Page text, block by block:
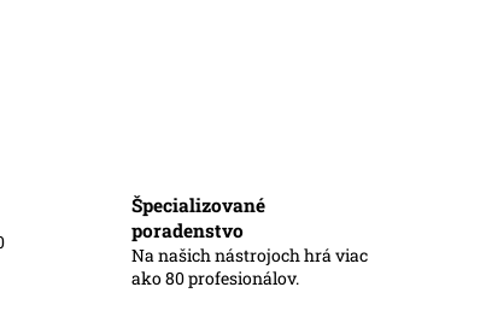
Špecializované
poradenstvo
Na našich nástrojoch hrá viac
ako 80 profesionálov.